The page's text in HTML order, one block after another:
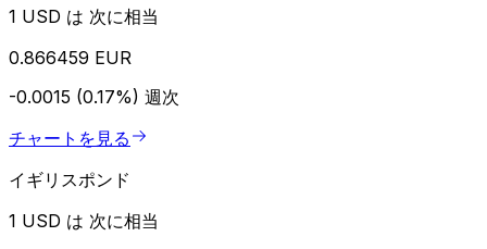
1 USD は 次に相当
0.866459 EUR
-0.0015 (0.17%) 週次
チャートを見る
イギリスポンド
1 USD は 次に相当